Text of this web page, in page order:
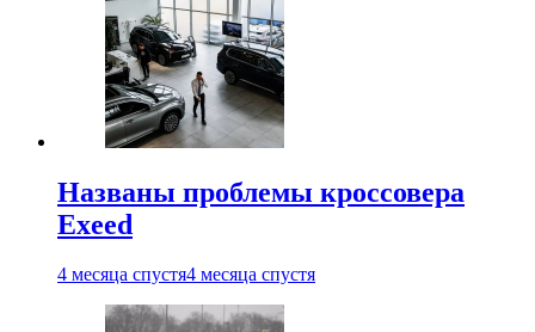
Названы проблемы кроссовера
Exeed
4 месяца спустя4 месяца спустя